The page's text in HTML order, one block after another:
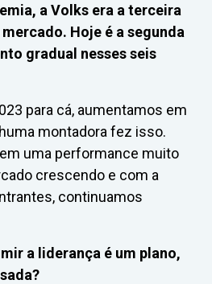
a Volks era a terceira
Hoje é a segunda
gradual nesses seis
para cá, aumentamos em
montadora fez isso.
uma performance muito
crescendo e com a
continuamos
a liderança é um plano,